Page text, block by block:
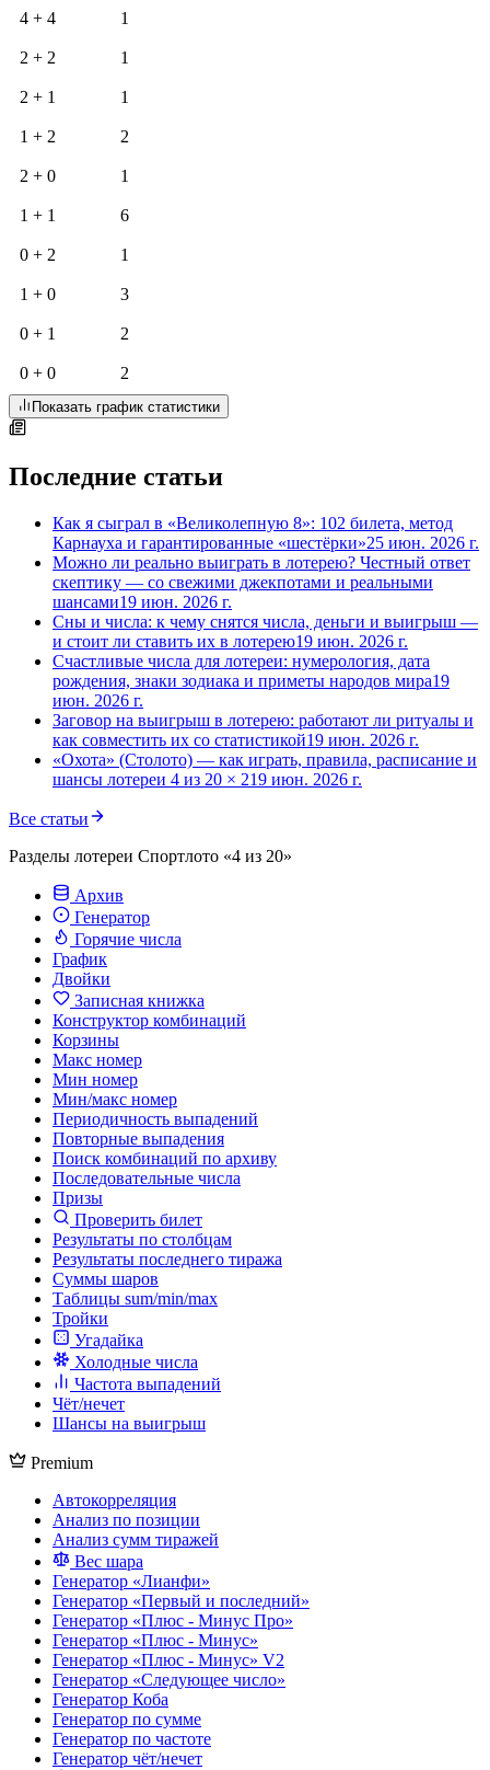
4 + 4 1
2 + 2 1
2 + 1 1
1 + 2 2
2 + 0 1
1 + 1 6
0 + 2 1
1 + 0 3
0 + 1 2
0 + 0 2
Показать график статистики
Последние статьи
Как я сыграл в «Великолепную 8»: 102 билета, метод
Карнауха и гарантированные «шестёрки»25 июн. 2026 г.
Можно ли реально выиграть в лотерею? Честный ответ
скептику — со свежими джекпотами и реальными
шансами19 июн. 2026 г.
Сны и числа: к чему снятся числа, деньги и выигрыш —
и стоит ли ставить их в лотерею19 июн. 2026 г.
Счастливые числа для лотереи: нумерология, дата
рождения, знаки зодиака и приметы народов мира19
июн. 2026 г.
Заговор на выигрыш в лотерею: работают ли ритуалы и
как совместить их со статистикой19 июн. 2026 г.
«Охота» (Столото) — как играть, правила, расписание и
шансы лотереи 4 из 20 × 219 июн. 2026 г.
Все статьи
Разделы лотереи Спортлото «4 из 20»
Архив
Генератор
Горячие числа
График
Двойки
Записная книжка
Конструктор комбинаций
Корзины
Макс номер
Мин номер
Мин/макс номер
Периодичность выпадений
Повторные выпадения
Поиск комбинаций по архиву
Последовательные числа
Призы
Проверить билет
Результаты по столбцам
Результаты последнего тиража
Суммы шаров
Таблицы sum/min/max
Тройки
Угадайка
Холодные числа
Частота выпадений
Чёт/нечет
Шансы на выигрыш
Premium
Автокорреляция
Анализ по позиции
Анализ сумм тиражей
Вес шара
Генератор «Лианфи»
Генератор «Первый и последний»
Генератор «Плюс - Минус Про»
Генератор «Плюс - Минус»
Генератор «Плюс - Минус» V2
Генератор «Следующее число»
Генератор Коба
Генератор по сумме
Генератор по частоте
Генератор чёт/нечет